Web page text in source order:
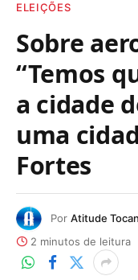
ELEIÇÕES
Sobre
“Temos
a cidade
uma
Fortes
Por Atitude
2 minutos de leitura